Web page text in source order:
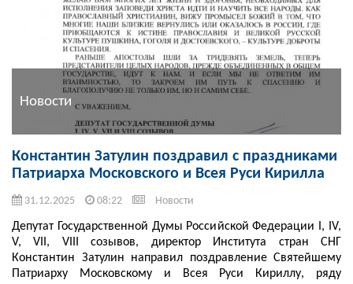
Новости
Константин Затулин поздравил с праздниками
Патриарха Московского и Всея Руси Кирилла
31.12.2025 08:22 Новости
Депутат Государственной Думы Российской Федерации I, IV,
V, VII, VIII созывов, директор Института стран СНГ
Константин Затулин направил поздравление Святейшему
Патриарху Московскому и Всея Руси Кириллу, ряду